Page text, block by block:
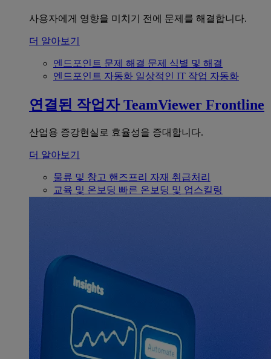
사용자에게 영향을 미치기 전에 문제를 해결합니다.
더 알아보기
엔드포인트 문제 해결 문제 식별 및 해결
엔드포인트 자동화 일상적인 IT 작업 자동화
연결된 작업자 TeamViewer Frontline
산업용 증강현실로 효율성을 증대합니다.
더 알아보기
물류 및 창고 핸즈프리 자재 취급처리
교육 및 온보딩 빠른 온보딩 및 업스킬링